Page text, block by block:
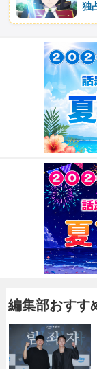
独
編集部おすす